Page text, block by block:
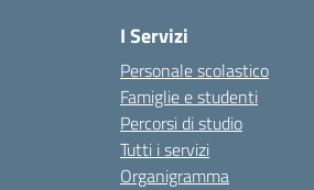
I Servizi
Personale scolastico
Famiglie e studenti
Percorsi di studio
Tutti i servizi
Organigramma